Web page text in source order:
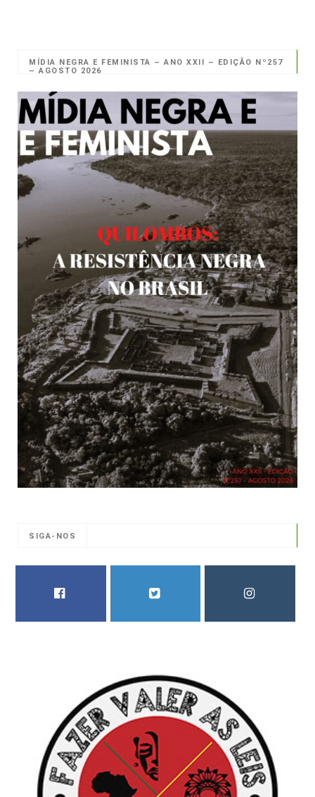
MÍDIA NEGRA E FEMINISTA – ANO XXII – EDIÇÃO Nº257
– AGOSTO 2026
SIGA-NOS